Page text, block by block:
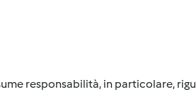
responsabilità, in particolare,